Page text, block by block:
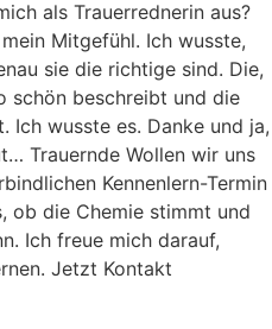
als Trauerrednerin aus?
Mitgefühl. Ich wusste,
sie die richtige sind. Die,
schön beschreibt und die
Ich wusste es. Danke und ja,
Trauernde Wollen wir uns
Kennenlern-Termin
ob die Chemie stimmt und
Ich freue mich darauf,
Jetzt Kontakt